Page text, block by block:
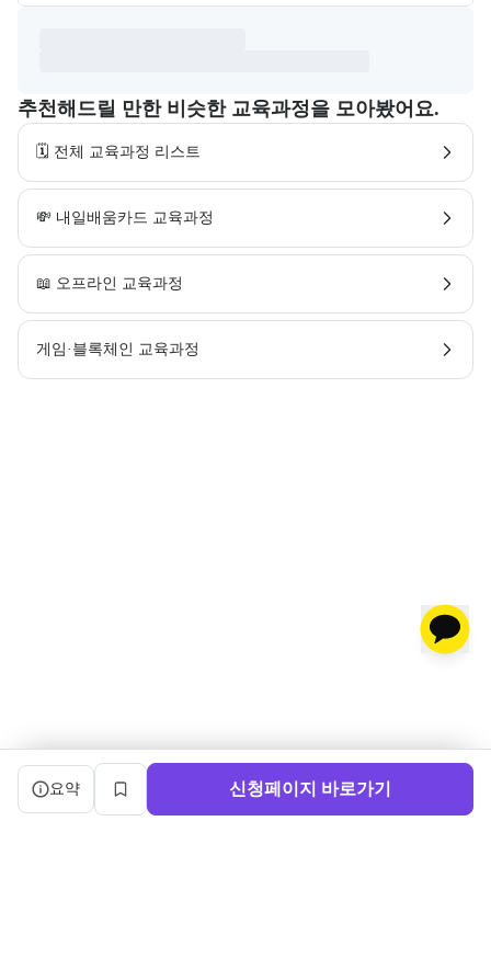
추천해드릴 만한 비슷한 교육과정을 모아봤어요.
🗓️ 전체 교육과정 리스트
💸 내일배움카드 교육과정
📖 오프라인 교육과정
게임·블록체인 교육과정
캠프 요약 정보와 상세 도우미, 북마크, 신청 버튼을 제공한다.
요약
북마크 신청페이지 바로가기